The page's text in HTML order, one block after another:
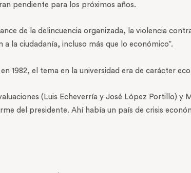
pendiente para los próximos años.
de la delincuencia organizada, la violencia
la ciudadanía, incluso más que lo económico”.
1982, el tema en la universidad era de carácter
(Luis Echeverría y José López Portillo)
del presidente. Ahí había un país de crisis